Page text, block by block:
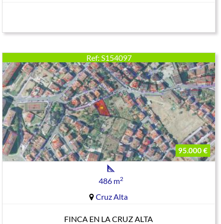
Ref: S154097
95.000 €
486 m2
Cruz Alta
FINCA EN LA CRUZ ALTA